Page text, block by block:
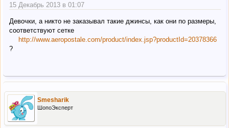
15 Декабрь 2013 в 01:07
Девочки, а никто не заказывал такие джинсы, как они по размеры,
соответствуют сетке
http://www.aeropostale.com/product/index.jsp?productId=20378366
?
Smesharik
ШопоЭксперт